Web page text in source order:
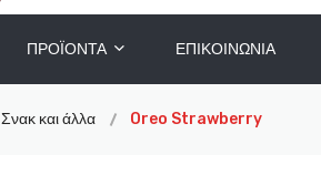
ΠΡΟΪΌΝΤΑ ΕΠΙΚΟΙΝΩΝΊΑ
Σνακ και άλλα Oreo Strawberry